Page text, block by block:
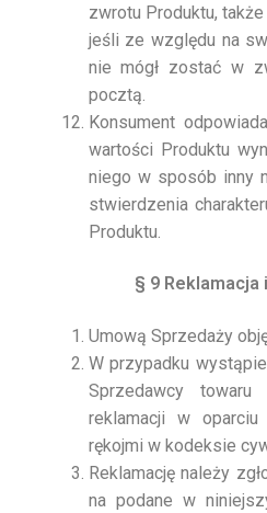
zwrotu Produktu,
jeśli ze względu na
nie mógł zostać w
pocztą.
Konsument
wartości Produktu
niego w sposób inny
stwierdzenia
Produktu.
§ 9 Reklamacja
Umową Sprzedaży
W przypadku
Sprzedawcy
reklamacji w
rękojmi w kodeksie
Reklamację należy
na podane w